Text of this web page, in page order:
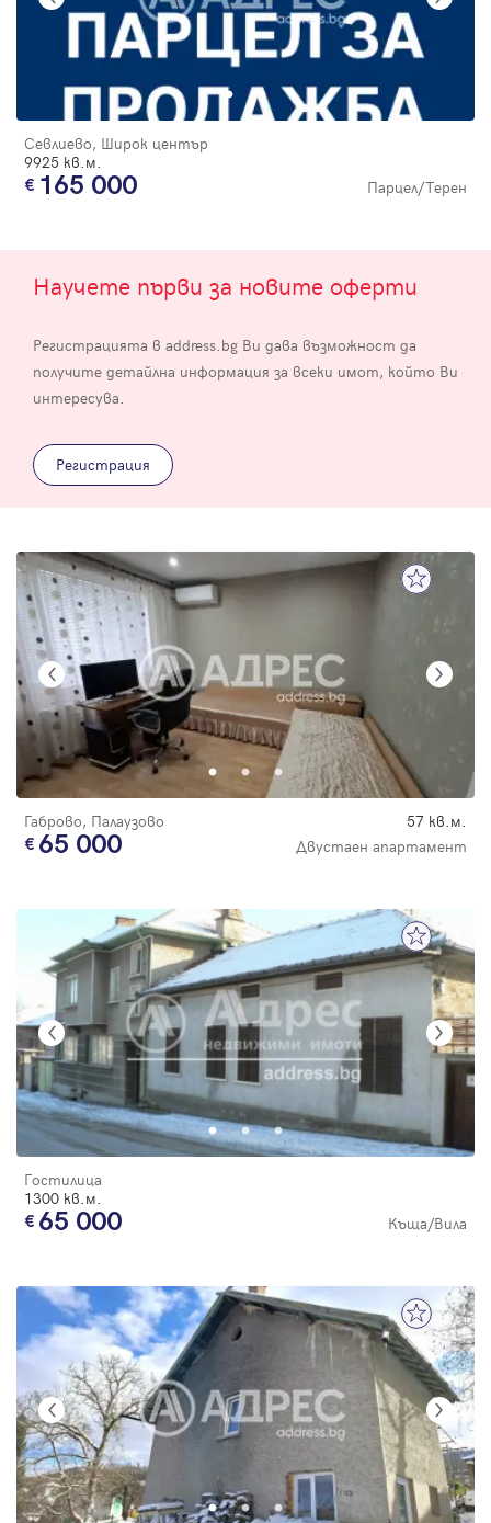
Севлиево, Широк център
9925 кв.м.
165 000 Парцел/Терен
Научете първи за новите оферти
Регистрацията в address.bg Ви дава възможност да
получите детайлна информация за всеки имот, който Ви
интересува.
Регистрация
Габрово, Палаузово 57 кв.м.
65 000 Двустаен апартамент
Гостилица
1300 кв.м.
65 000 Къща/Вила